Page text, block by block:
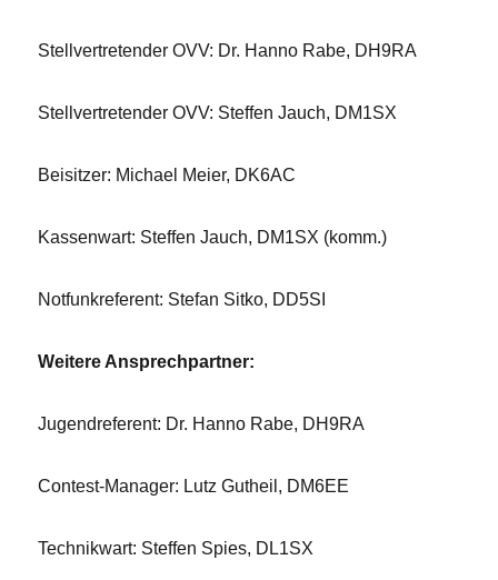
Stellvertretender OVV: Dr. Hanno Rabe, DH9RA
Stellvertretender OVV: Steffen Jauch, DM1SX
Beisitzer: Michael Meier, DK6AC
Kassenwart: Steffen Jauch, DM1SX (komm.)
Notfunkreferent: Stefan Sitko, DD5SI
Weitere Ansprechpartner:
Jugendreferent: Dr. Hanno Rabe, DH9RA
Contest-Manager: Lutz Gutheil, DM6EE
Technikwart: Steffen Spies, DL1SX